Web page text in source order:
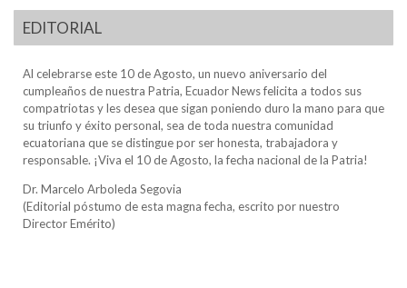
EDITORIAL
Al celebrarse este 10 de Agosto, un nuevo aniversario del
cumpleaños de nuestra Patria, Ecuador News felicita a todos sus
compatriotas y les desea que sigan poniendo duro la mano para que
su triunfo y éxito personal, sea de toda nuestra comunidad
ecuatoriana que se distingue por ser honesta, trabajadora y
responsable. ¡Viva el 10 de Agosto, la fecha nacional de la Patria!
Dr. Marcelo Arboleda Segovia
(Editorial póstumo de esta magna fecha, escrito por nuestro
Director Emérito)